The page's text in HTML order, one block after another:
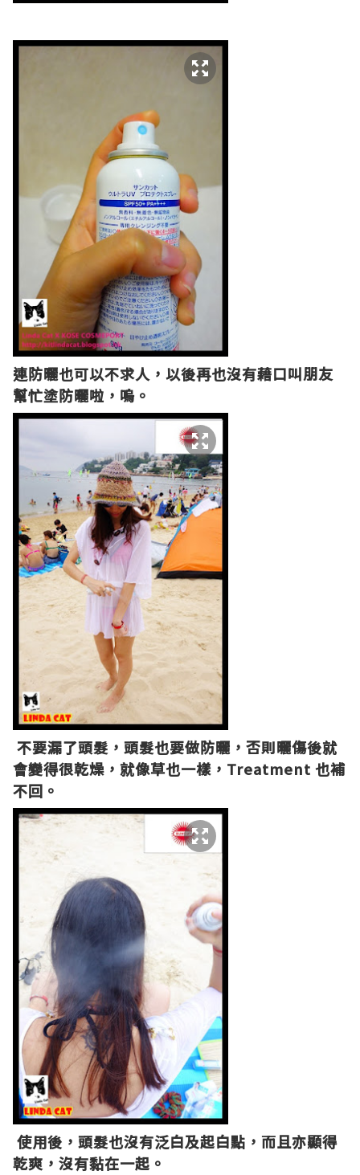
連防曬也可以不求人，以後再也沒有藉口叫朋友
幫忙塗防曬啦，嗚。
不要漏了頭髮，頭髮也要做防曬，否則曬傷後就
會變得很乾燥，就像草也一樣，Treatment 也補
不回。
使用後，頭髮也沒有泛白及起白點，而且亦顯得
乾爽，沒有黏在一起。